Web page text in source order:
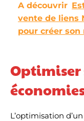
A découvrir
vente de liens
pour créer
Optimiser
L’optimisation